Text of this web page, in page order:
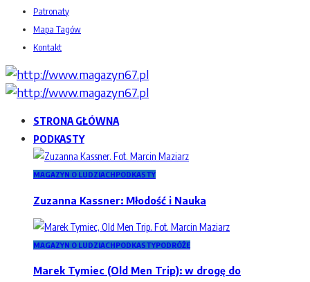
Patronaty
Mapa Tagów
Kontakt
STRONA GŁÓWNA
PODKASTY
MAGAZYN O LUDZIACHPODKASTY
Zuzanna Kassner: Młodość i Nauka
MAGAZYN O LUDZIACHPODKASTYPODRÓŻE
Marek Tymiec (Old Men Trip): w drogę do